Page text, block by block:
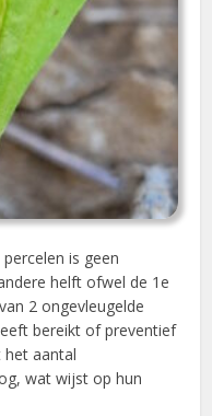
is geen
helft ofwel de 1e
2 ongevleugelde
bereikt of preventief
aantal
wat wijst op hun